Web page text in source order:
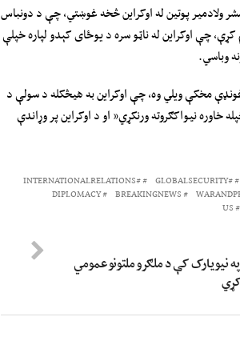
پوتین له اوکراین څخه غوښتي، چې د دونباس
چې اوکراین له ناټو سره د یوځای کېدو لپاره خپلې
وباسي.
مخکې ویلي وه، چې اوکراین به هیڅکله د سولې د
خاوره نیواکګروته ورنکړي” او د اوکراین پر وړاندې
#GLOBALSECURITY
#INTERNATIONALRELATIONS
BREAKINGNEWS
DIPLOMACY
US
نیویارک کې د ملګرو ملتونو عمومي